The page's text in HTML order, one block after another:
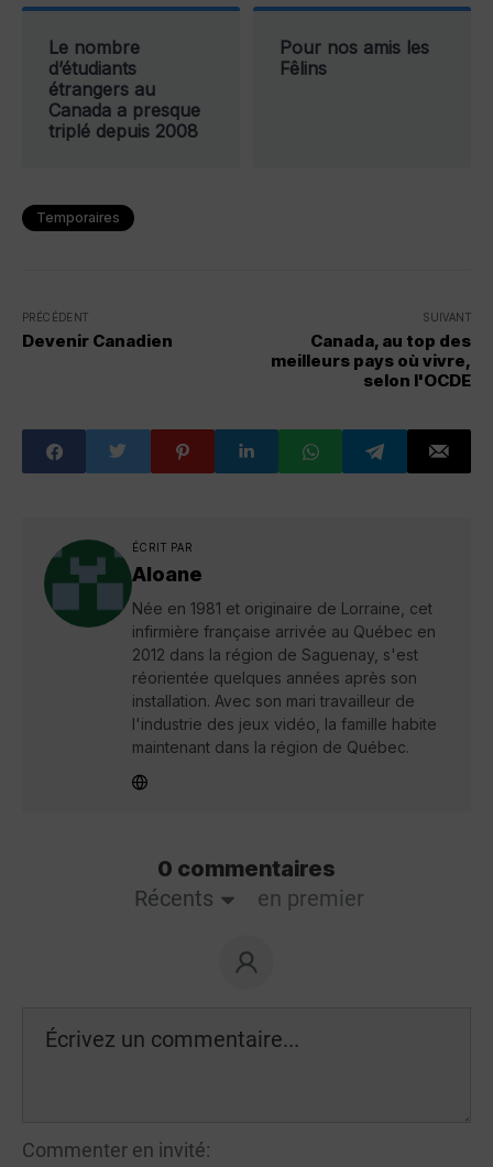
Le nombre
d’étudiants
étrangers au
Canada a presque
triplé depuis 2008
Pour nos amis les
Fêlins
Temporaires
PRÉCÉDENT
Devenir Canadien
SUIVANT
Canada, au top des
meilleurs pays où vivre,
selon l'OCDE
ÉCRIT PAR
Aloane
Née en 1981 et originaire de Lorraine, cet
infirmière française arrivée au Québec en
2012 dans la région de Saguenay, s'est
réorientée quelques années après son
installation. Avec son mari travailleur de
l'industrie des jeux vidéo, la famille habite
maintenant dans la région de Québec.
0 commentaires
Récents
en premier
Commenter en invité: